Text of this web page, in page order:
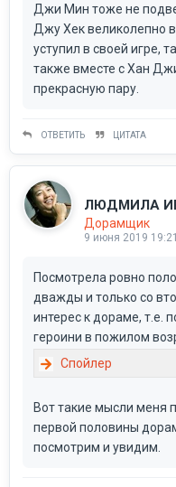
Джи Мин тоже не
Джу Хек великолепно
уступил в своей игре,
также вместе с Хан
прекрасную пару.
ОТВЕТИТЬ ЦИТАТА
ЛЮДМИЛА
Дорамщик
9 июня 2019 19:21
Посмотрела ровно
дважды и только со
интерес к дораме, т.е.
героини в пожилом
Вот такие мысли меня
первой половины
посмотрим и увидим.